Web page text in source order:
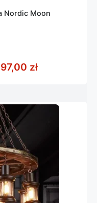
Nordic Moon
złZakres cen: